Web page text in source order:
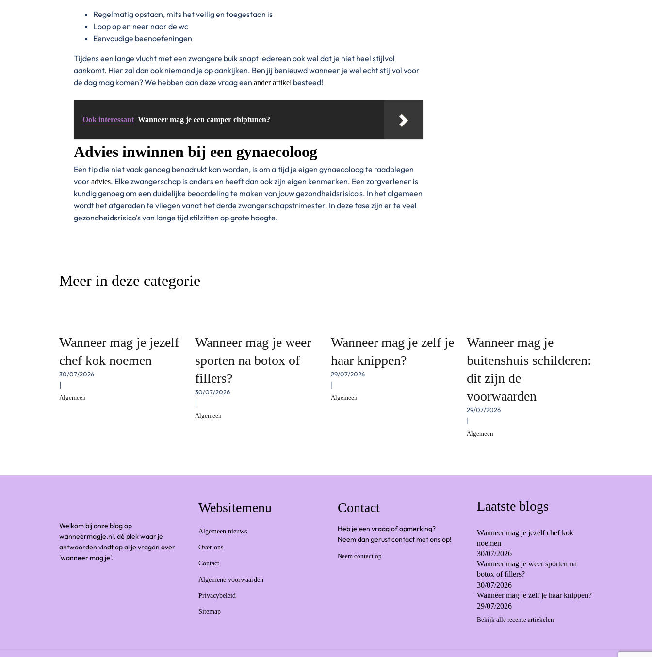
Regelmatig opstaan, mits het veilig en toegestaan is
Loop op en neer naar de wc
Eenvoudige beenoefeningen
Tijdens een lange vlucht met een zwangere buik snapt iedereen ook wel dat je niet heel stijlvol
aankomt. Hier zal dan ook niemand je op aankijken. Ben jij benieuwd wanneer je wel echt stijlvol voor
de dag mag komen? We hebben aan deze vraag een ander artikel besteed!
Ook interessant Wanneer mag je een camper chiptunen?
Advies inwinnen bij een gynaecoloog
Een tip die niet vaak genoeg benadrukt kan worden, is om altijd je eigen gynaecoloog te raadplegen
vooradvies. Elke zwangerschap is anders en heeft dan ook zijn eigen kenmerken. Een zorgverlener is
kundig genoeg om een duidelijke beoordeling te maken van jouw gezondheidsrisico’s. In het algemeen
wordt het afgeraden te vliegen vanaf het derde zwangerschapstrimester. In deze fase zijn er te veel
gezondheidsrisico’s van lange tijd stilzitten op grote hoogte.
Meer in deze categorie
Wanneer mag je jezelf
chef kok noemen
30/07/2026
|
Algemeen
Wanneer mag je weer
sporten na botox of
fillers?
30/07/2026
|
Algemeen
Wanneer mag je zelf je
haar knippen?
29/07/2026
|
Algemeen
Wanneer mag je
buitenshuis schilderen:
dit zijn de
voorwaarden
29/07/2026
|
Algemeen
Welkom bij onze blog op
wanneermagje.nl, dé plek waar je
antwoorden vindt op al je vragen over
'wanneer mag je'.
Websitemenu
Algemeen nieuws
Over ons
Contact
Algemene voorwaarden
Privacybeleid
Sitemap
Contact
Heb je een vraag of opmerking?
Neem dan gerust contact met ons op!
Neem contact op
Laatste blogs
Wanneer mag je jezelf chef kok
noemen
30/07/2026
Wanneer mag je weer sporten na
botox of fillers?
30/07/2026
Wanneer mag je zelf je haar knippen?
29/07/2026
Bekijk alle recente artiekelen